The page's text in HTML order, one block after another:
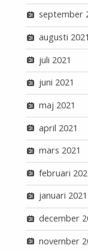
september
augusti 2021
juli 2021
juni 2021
maj 2021
april 2021
mars 2021
februari
januari 2021
december
november